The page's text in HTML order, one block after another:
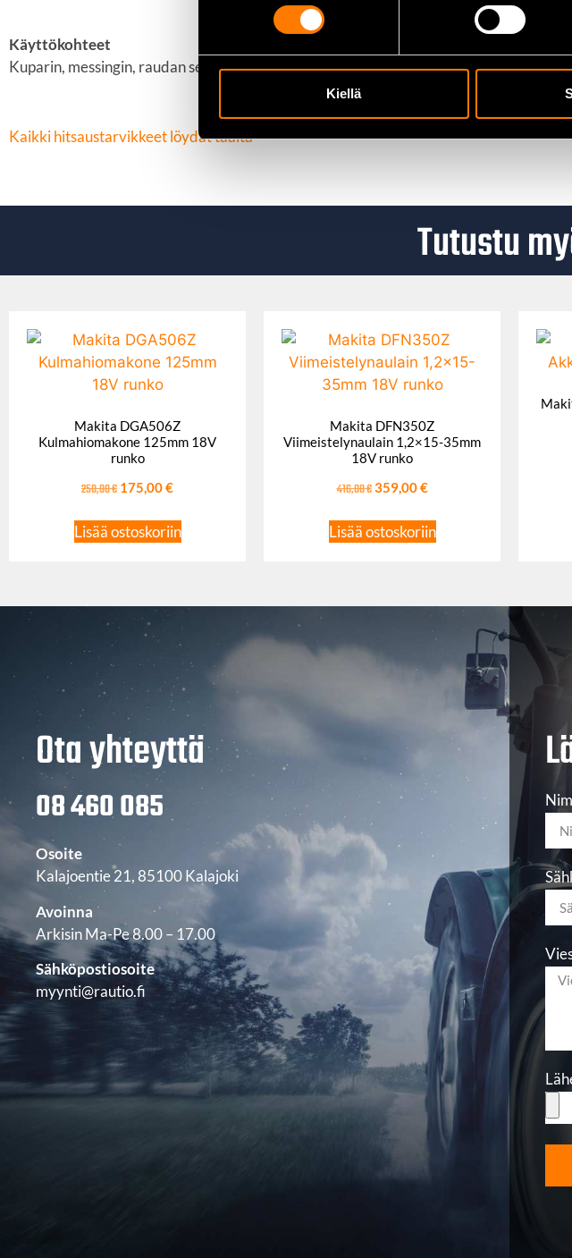
Kiellä
Käyttökohteet
Kuparin, messingin, raudan sekä ruostumattoman ja haponkestävän teräksen
Kaikki hitsaustarvikkeet löydät täältä
Tutustu
Makita DGA506Z
Kulmahiomakone 125mm 18V
runko
250,00€ 175,00€
Lisää ostoskoriin
Makita DFN350Z
Viimeistelynaulain 1,2×15-35mm
18V runko
416,00€ 359,00€
Lisää ostoskoriin
Ota yhteyttä
08 460 085
Osoite
Kalajoentie 21, 85100 Kalajoki
Avoinna
Arkisin Ma-Pe 8.00 – 17.00
Sähköpostiosoite
myynti@rautio.fi